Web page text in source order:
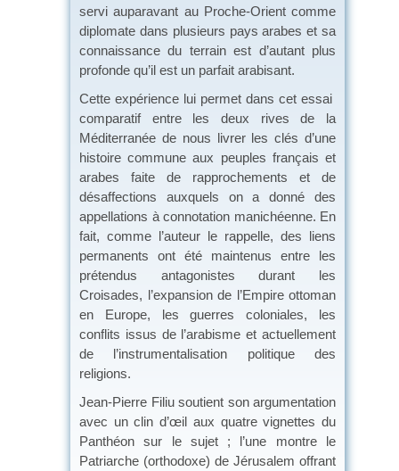
servi auparavant au Proche-Orient comme
diplomate dans plusieurs pays arabes et sa
connaissance du terrain est d’autant plus
profonde qu’il est un parfait arabisant.
Cette expérience lui permet dans cet essai
comparatif entre les deux rives de la
Méditerranée de nous livrer les clés d’une
histoire commune aux peuples français et
arabes faite de rapprochements et de
désaffections auxquels on a donné des
appellations à connotation manichéenne. En
fait, comme l’auteur le rappelle, des liens
permanents ont été maintenus entre les
prétendus antagonistes durant les
Croisades, l’expansion de l’Empire ottoman
en Europe, les guerres coloniales, les
conflits issus de l’arabisme et actuellement
de l’instrumentalisation politique des
religions.
Jean-Pierre Filiu soutient son argumentation
avec un clin d’œil aux quatre vignettes du
Panthéon sur le sujet ; l’une montre le
Patriarche (orthodoxe) de Jérusalem offrant